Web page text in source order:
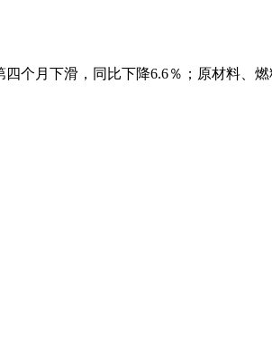
四个月下滑，同比下降6.6％；原材料